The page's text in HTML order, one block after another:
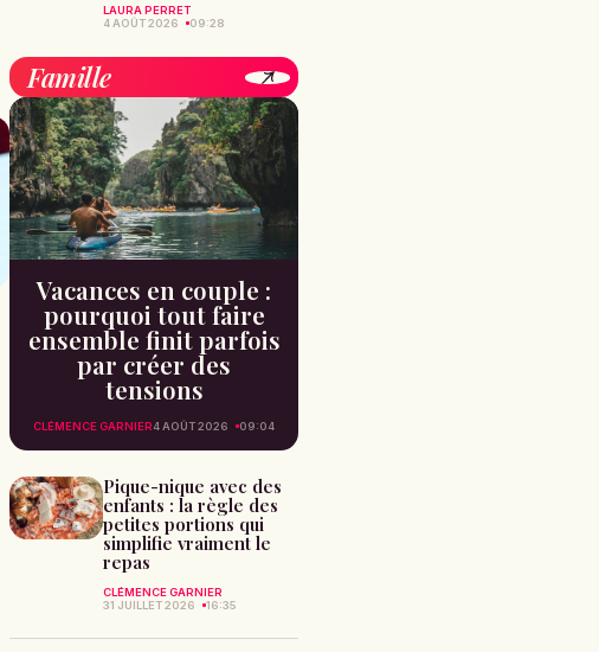
LAURA PERRET
4 AOÛT 2026
09:28
Famille
Vacances en couple :
pourquoi tout faire
ensemble finit parfois
par créer des
tensions
CLÉMENCE GARNIER4 AOÛT 2026 09:04
Pique-nique avec des
enfants : la règle des
petites portions qui
simplifie vraiment le
repas
CLÉMENCE GARNIER
31 JUILLET 2026
16:35